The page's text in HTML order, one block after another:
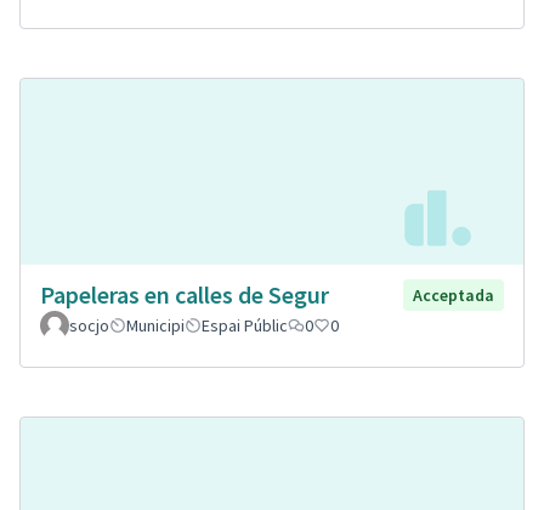
Papeleras en calles de Segur
Acceptada
socjo
Municipi Espai Públic 0 0